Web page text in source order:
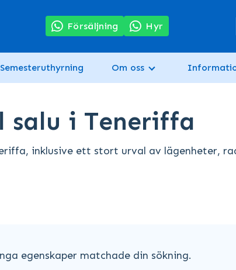
Försäljning Hyr
Semesteruthyrning Om oss
salu i Teneriffa
inklusive ett stort urval av lägenheter,
egenskaper matchade din sökning.